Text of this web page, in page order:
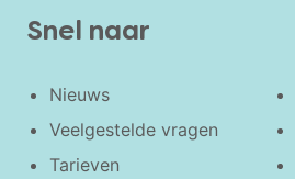
Snel naar
Nieuws
Veelgestelde vragen
Tarieven